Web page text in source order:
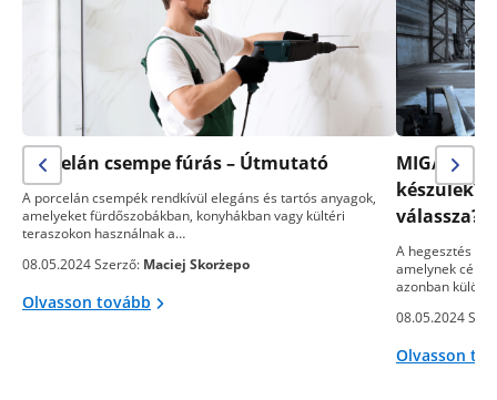
Porcelán csempe fúrás – Útmutató
A porcelán csempék rendkívül elegáns és tartós anyagok,
amelyeket fürdőszobákban, konyhákban vagy kültéri
teraszokon használnak a…
08.05.2024 Szerző: Maciej Skorżepo
Olvasson tovább
MIG/MAG-
készülék?
válassza?
A hegesztés
amelynek célja
azonban
08.05.2024
Olvasson